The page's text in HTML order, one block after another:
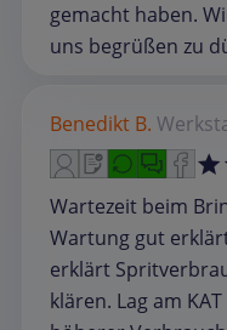
gemacht haben.
uns begrüßen zu
Benedikt B.
Wartezeit beim
Wartung gut
erklärt
klären. Lag am